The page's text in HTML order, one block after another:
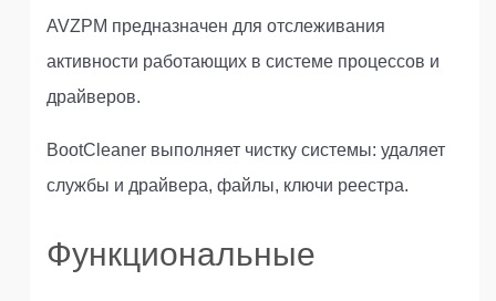
AVZPM предназначен для отслеживания
активности работающих в системе процессов и
драйверов.
BootCleaner выполняет чистку системы: удаляет
службы и драйвера, файлы, ключи реестра.
Функциональные